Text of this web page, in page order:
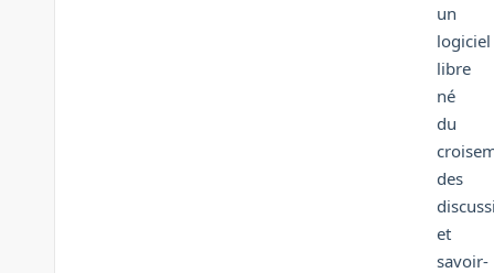
un
logiciel
libre
né
du
des
et
savoir-